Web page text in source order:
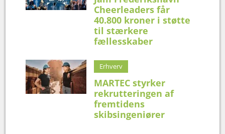
Cheerleaders får
40.800 kroner i støtte
til stærkere
fællesskaber
Erhverv
MARTEC styrker
rekrutteringen af
fremtidens
skibsingeniører